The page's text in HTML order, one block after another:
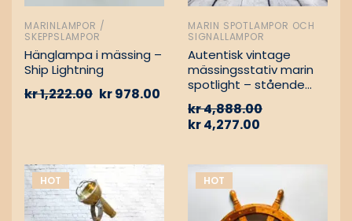
MARINLAMPOR /
SKEPPSLAMPOR
Hänglampa i mässing –
Ship Lightning
kr1,222.00 kr978.00
MARIN SPOTLAMPOR OCH
SIGNALLAMPOR
Autentisk vintage
mässingsstativ marin
spotlight – stående
kr4,888.00
kr4,277.00
HOT HOT